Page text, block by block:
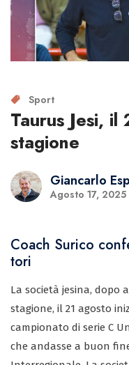
Sport
Taurus Jesi,
stagione
Giancarlo
Agosto 17, 2025
Coach Surico
tori
La società jesina, dopo
stagione, il 21 agosto
campionato di serie C
che andasse a buon